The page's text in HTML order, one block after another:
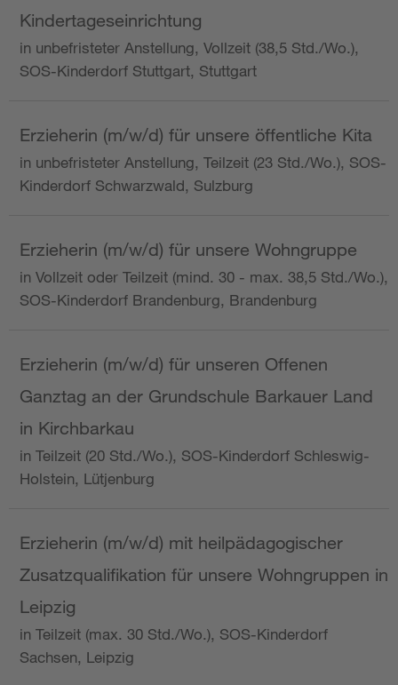
Kindertageseinrichtung
in unbefristeter Anstellung, Vollzeit (38,5 Std./Wo.),
SOS-Kinderdorf Stuttgart, Stuttgart
Erzieherin (m/w/d) für unsere öffentliche Kita
in unbefristeter Anstellung, Teilzeit (23 Std./Wo.), SOS-
Kinderdorf Schwarzwald, Sulzburg
Erzieherin (m/w/d) für unsere Wohngruppe
in Vollzeit oder Teilzeit (mind. 30 - max. 38,5 Std./Wo.),
SOS-Kinderdorf Brandenburg, Brandenburg
Erzieherin (m/w/d) für unseren Offenen
Ganztag an der Grundschule Barkauer Land
in Kirchbarkau
in Teilzeit (20 Std./Wo.), SOS-Kinderdorf Schleswig-
Holstein, Lütjenburg
Erzieherin (m/w/d) mit heilpädagogischer
Zusatzqualifikation für unsere Wohngruppen in
Leipzig
in Teilzeit (max. 30 Std./Wo.), SOS-Kinderdorf
Sachsen, Leipzig